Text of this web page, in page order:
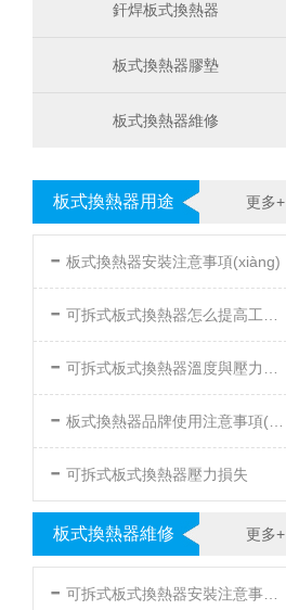
釬焊板式換熱器
板式換熱器膠墊
板式換熱器維修
更多+
板式換熱器用途
- 板式換熱器安裝注意事項(xiàng)
- 可拆式板式換熱器怎么提高工作效率
- 可拆式板式換熱器溫度與壓力的要求
- 板式換熱器品牌使用注意事項(xiàng)
- 可拆式板式換熱器壓力損失
更多+
板式換熱器維修
- 可拆式板式換熱器安裝注意事項(xiàng)